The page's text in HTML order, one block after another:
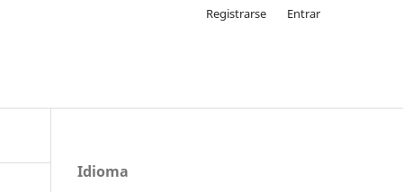
Registrarse Entrar
Idioma